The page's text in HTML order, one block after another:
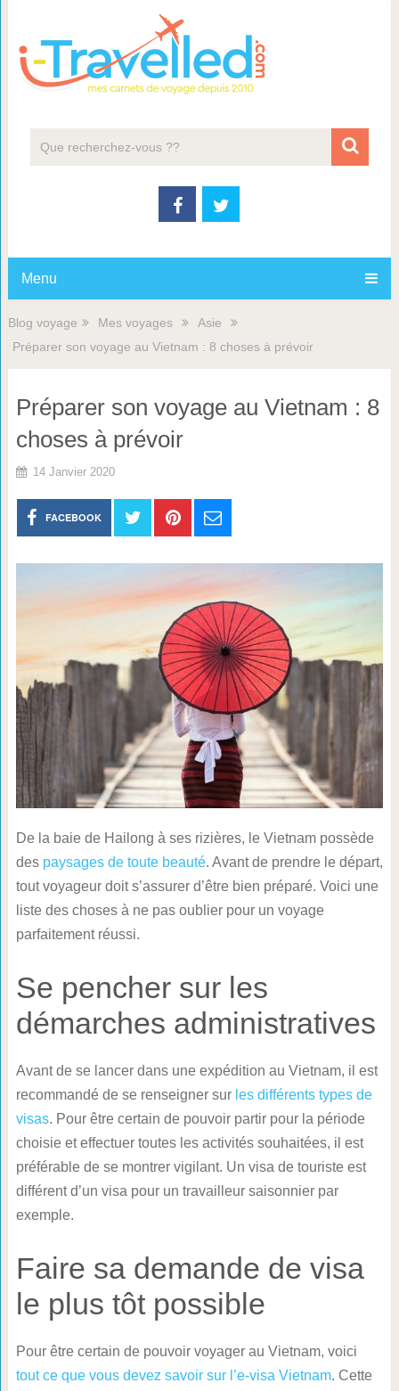
Menu
Blog voyage Mes voyages
Asie
Préparer son voyage au Vietnam : 8 choses à prévoir
Préparer son voyage au Vietnam : 8
choses à prévoir
14 Janvier 2020
FACEBOOK
De la baie de Hailong à ses rizières, le Vietnam possède
des paysages de toute beauté. Avant de prendre le départ,
tout voyageur doit s’assurer d’être bien préparé. Voici une
liste des choses à ne pas oublier pour un voyage
parfaitement réussi.
Se pencher sur les
démarches administratives
Avant de se lancer dans une expédition au Vietnam, il est
recommandé de se renseigner sur les différents types de
visas. Pour être certain de pouvoir partir pour la période
choisie et effectuer toutes les activités souhaitées, il est
préférable de se montrer vigilant. Un visa de touriste est
différent d’un visa pour un travailleur saisonnier par
exemple.
Faire sa demande de visa
le plus tôt possible
Pour être certain de pouvoir voyager au Vietnam, voici
tout ce que vous devez savoir sur l’e-visa Vietnam. Cette